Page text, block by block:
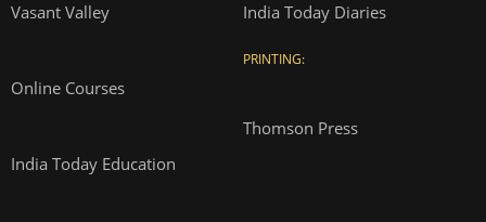
Vasant Valley
Online Courses
India Today Education
India Today Diaries
PRINTING:
Thomson Press